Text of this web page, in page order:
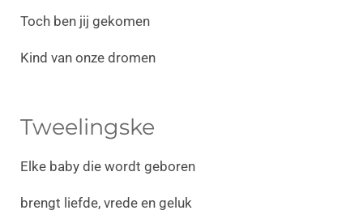
Toch ben jij gekomen
Kind van onze dromen
Tweelingske
Elke baby die wordt geboren
brengt liefde, vrede en geluk